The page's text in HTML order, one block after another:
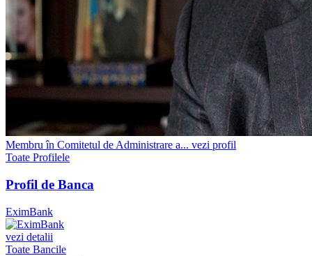
Membru în Comitetul de Administrare a... vezi profil
Toate Profilele
Profil de Banca
EximBank
vezi detalii
Toate Bancile